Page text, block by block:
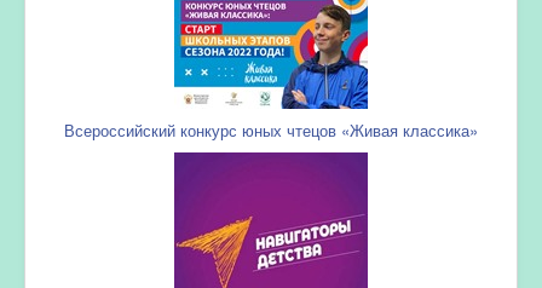
Всероссийский конкурс юных чтецов «Живая классика»